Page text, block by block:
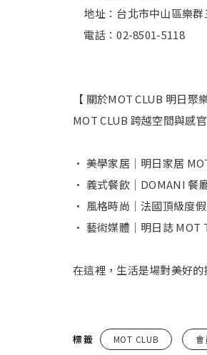
地址：台北市中山區樂群
電話：02-8501-5118
【 關於MOT CLUB 明日聚樂
MOT CLUB 跨越空間與感
• 美學家居｜明日家居
• 義式餐飲｜DOMANI 餐
• 風格時尚｜法國頂級度
• 藝術媒體｜明日誌 MOT
在這裡，生活是場對美好
標籤 MOT CLUB 會